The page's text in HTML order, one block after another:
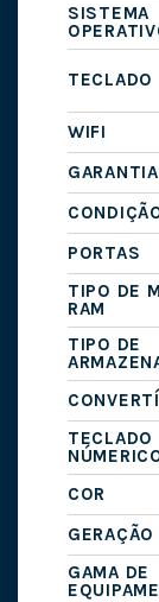
SISTEMA
TECLADO
WIFI
GARANTIA
PORTAS
TIPO DE
RAM
TIPO DE
TECLADO
COR
GAMA DE